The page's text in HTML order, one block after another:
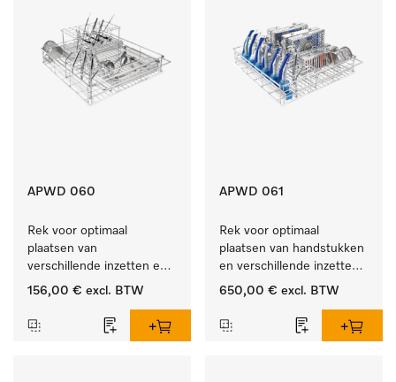
APWD 060
Rek voor optimaal
plaatsen van
verschillende inzetten en
zeefschalen.
156,00 € excl. BTW
APWD 061
Rek voor optimaal
plaatsen van handstukken
en verschillende inzetten
en zeefschalen.
650,00 € excl. BTW